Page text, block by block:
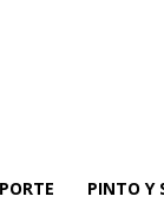
PINTO Y